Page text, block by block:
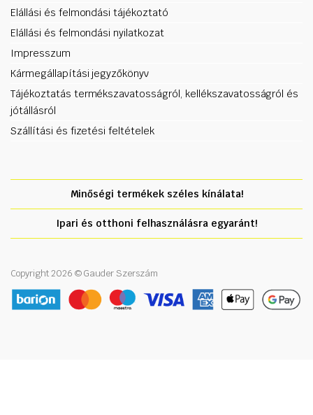
Elállási és felmondási tájékoztató
Elállási és felmondási nyilatkozat
Impresszum
Kármegállapítási jegyzőkönyv
Tájékoztatás termékszavatosságról, kellékszavatosságról és
jótállásról
Szállítási és fizetési feltételek
Minőségi termékek széles kínálata!
Ipari és otthoni felhasználásra egyaránt!
Copyright 2026 © Gauder Szerszám